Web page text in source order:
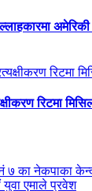
रिटमा
७ का नेकपाका
युवा एमाले प्रवेश